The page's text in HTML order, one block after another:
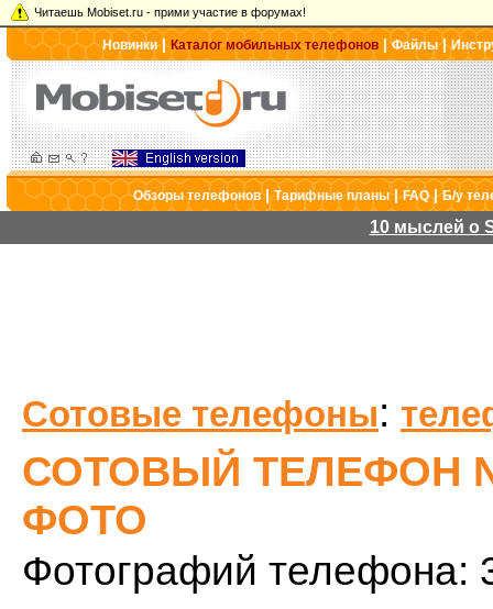
Читаешь Mobiset.ru - прими участие в форумах!
Новинки|Каталог мобильных телефонов |Файлы|
Обзоры телефонов|Тарифные планы|FAQ|Б/у
10 мыслей о
Сотовые телефоны:
СОТОВЫЙ ТЕЛЕФОН
ФОТО
Фотографий телефона: